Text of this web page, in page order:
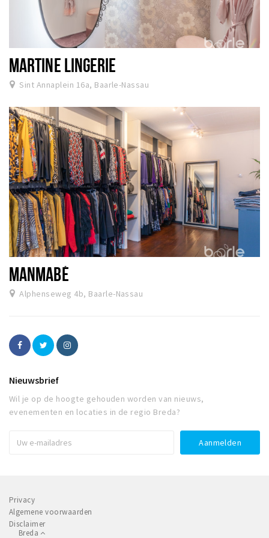
MARTINE LINGERIE
Sint Annaplein 16a, Baarle-Nassau
MANMABÉ
Alphenseweg 4b, Baarle-Nassau
Nieuwsbrief
Wil je op de hoogte gehouden worden van nieuws,
evenementen en locaties in de regio Breda?
Privacy
Algemene voorwaarden
Disclaimer
Breda